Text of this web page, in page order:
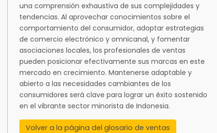
una comprensión exhaustiva de sus complejidades y
tendencias. Al aprovechar conocimientos sobre el
comportamiento del consumidor, adoptar estrategias
de comercio electrónico y omnicanal, y fomentar
asociaciones locales, los profesionales de ventas
pueden posicionar efectivamente sus marcas en este
mercado en crecimiento. Mantenerse adaptable y
abierto a las necesidades cambiantes de los
consumidores será clave para lograr un éxito sostenido
en el vibrante sector minorista de Indonesia.
Volver a la página del glosario de ventas